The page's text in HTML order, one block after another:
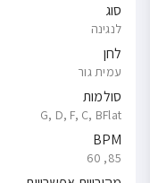
סוג
לנגינה
לחן
עמית גור
סולמות
G, D, F, C, BFlat
BPM
85, 60